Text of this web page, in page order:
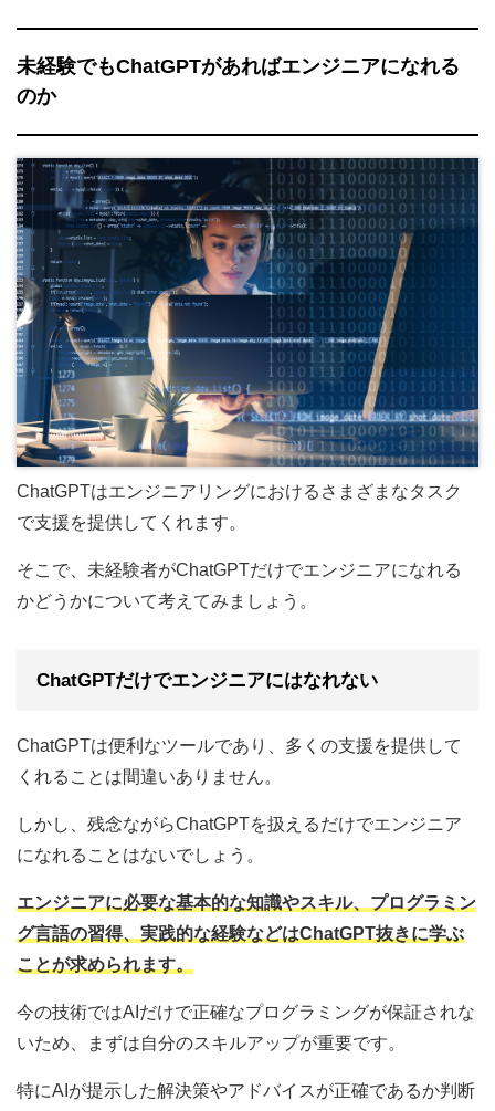
未経験でもChatGPTがあればエンジニアになれる
のか
ChatGPTはエンジニアリングにおけるさまざまなタスク
で支援を提供してくれます。
そこで、未経験者がChatGPTだけでエンジニアになれる
かどうかについて考えてみましょう。
ChatGPTだけでエンジニアにはなれない
ChatGPTは便利なツールであり、多くの支援を提供して
くれることは間違いありません。
しかし、残念ながらChatGPTを扱えるだけでエンジニア
になれることはないでしょう。
エンジニアに必要な基本的な知識やスキル、プログラミン
グ言語の習得、実践的な経験などはChatGPT抜きに学ぶ
ことが求められます。
今の技術ではAIだけで正確なプログラミングが保証されな
いため、まずは自分のスキルアップが重要です。
特にAIが提示した解決策やアドバイスが正確であるか判断